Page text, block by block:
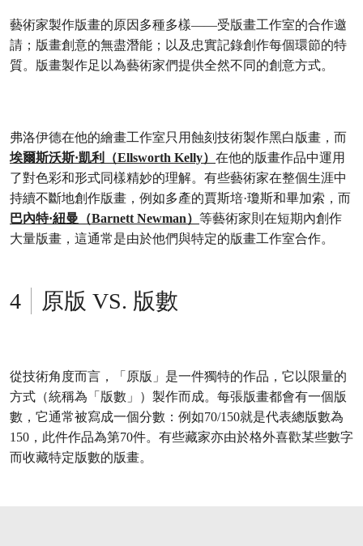
藝術家製作版畫的原因多種多樣——受版畫工作室的合作邀
請；版畫創意的無盡潛能；以及忠實記錄創作每個環節的特
質。版畫製作足以為藝術家們提供全然不同的創意方式。
弗洛伊德在他的繪畫工作室只用蝕刻技術製作黑白版畫，而
埃爾斯沃斯·凱利（Ellsworth Kelly） 在他的版畫作品中運用
了對色彩和形式同樣精妙的理解。有些藝術家在整個生涯中
持續不斷地創作版畫，例如多產的賈斯培·瓊斯和畢加索，而
巴內特·紐曼（Barnett Newman） 等藝術家則在短期內創作
大量版畫，這通常是由於他們與特定的版畫工作室合作。
原版 VS. 版數
從技術角度而言，「原版」是一件獨特的作品，它以限量的
方式（統稱為「版數」）製作而成。每張版畫都會有一個版
數，它通常被寫成一個分數：例如70/150就是代表總版數為
150，此件作品為第70件。有些藏家亦由於格外喜歡某些數字
而收藏特定版數的版畫。